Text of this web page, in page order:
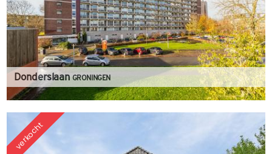
Donderslaan GRONINGEN
verkocht